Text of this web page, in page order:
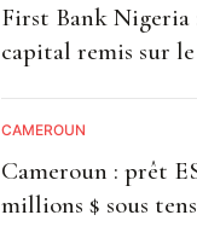
First Bank Nigeria
capital remis sur
CAMEROUN
Cameroun : prêt
millions $ sous